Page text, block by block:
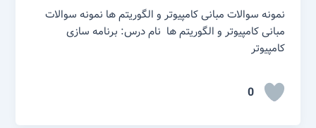
نمونه سوالات مبانی کامپیوتر و الگوریتم ها نمونه سوالات
مبانی کامپیوتر و الگوریتم ها نام درس: برنامه سازی
کامپیوتر
0